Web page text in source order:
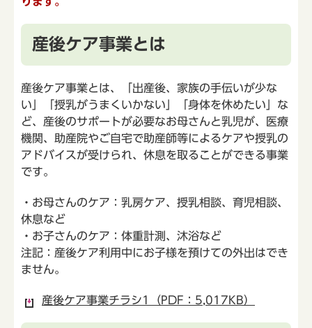
産後ケア事業とは
産後ケア事業とは、「出産後、家族の手伝いが少な
い」「授乳がうまくいかない」「身体を休めたい」な
ど、産後のサポートが必要なお母さんと乳児が、医療
機関、助産院やご自宅で助産師等によるケアや授乳の
アドバイスが受けられ、休息を取ることができる事業
です。
・お母さんのケア：乳房ケア、授乳相談、育児相談、
休息など
・お子さんのケア：体重計測、沐浴など
注記：産後ケア利用中にお子様を預けての外出はでき
ません。
産後ケア事業チラシ1（PDF：5,017KB）